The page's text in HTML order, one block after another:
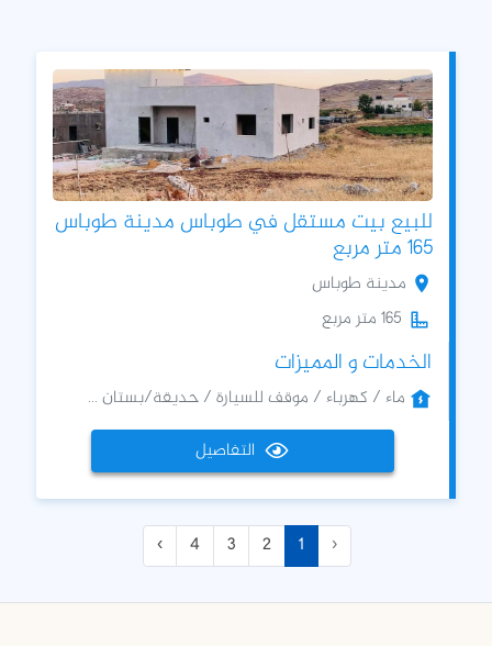
للبيع بيت مستقل في طوباس مدينة طوباس
165 متر مربع
مدينة طوباس
165 متر مربع
الخدمات و المميزات
ماء / كهرباء / موقف للسيارة / حديقة/بستان ...
التفاصيل
‹
1
2
3
4
›